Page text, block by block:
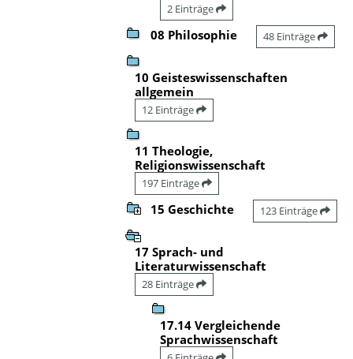
2 Einträge
08 Philosophie 48 Einträge
10 Geisteswissenschaften
allgemein
12 Einträge
11 Theologie,
Religionswissenschaft
197 Einträge
15 Geschichte 123 Einträge
17 Sprach- und
Literaturwissenschaft
28 Einträge
17.14 Vergleichende
Sprachwissenschaft